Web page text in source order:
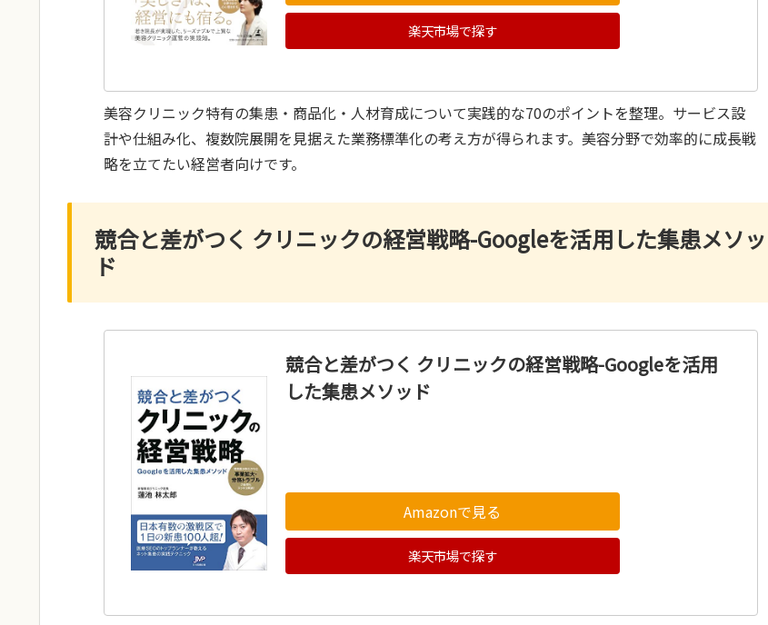
楽天市場で探す
美容クリニック特有の集患・商品化・人材育成について実践的な70のポイントを整理。サービス設
計や仕組み化、複数院展開を見据えた業務標準化の考え方が得られます。美容分野で効率的に成長戦
略を立てたい経営者向けです。
競合と差がつく クリニックの経営戦略-Googleを活用した集患メソッ
ド
競合と差がつく クリニックの経営戦略-Googleを活用
した集患メソッド
Amazonで見る
楽天市場で探す